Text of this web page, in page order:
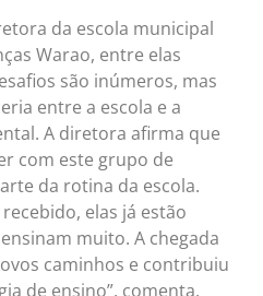
da escola municipal
Warao, entre elas
são inúmeros, mas
entre a escola e a
A diretora afirma que
com este grupo de
da rotina da escola.
elas já estão
muito. A chegada
caminhos e contribuiu
de ensino”, comenta.